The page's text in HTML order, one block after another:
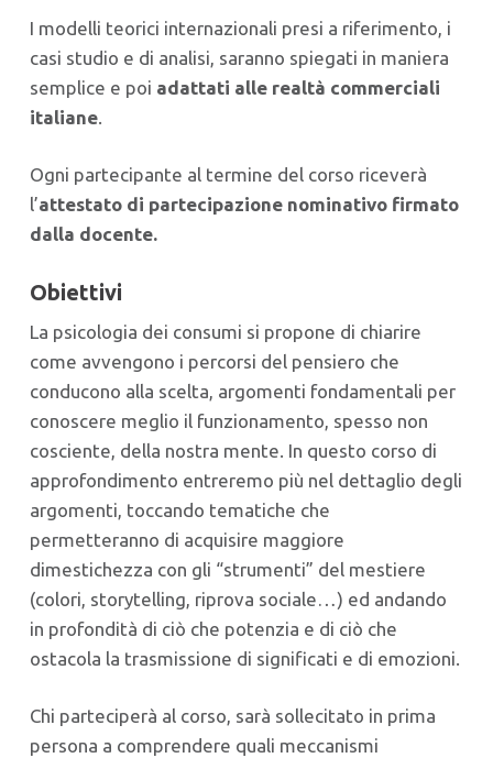
I modelli teorici internazionali presi a riferimento, i
casi studio e di analisi, saranno spiegati in maniera
semplice e poi adattati alle realtà commerciali
italiane.
Ogni partecipante al termine del corso riceverà
l’attestato di partecipazione nominativo firmato
dalla docente.
Obiettivi
La psicologia dei consumi si propone di chiarire
come avvengono i percorsi del pensiero che
conducono alla scelta, argomenti fondamentali per
conoscere meglio il funzionamento, spesso non
cosciente, della nostra mente. In questo corso di
approfondimento entreremo più nel dettaglio degli
argomenti, toccando tematiche che
permetteranno di acquisire maggiore
dimestichezza con gli “strumenti” del mestiere
(colori, storytelling, riprova sociale…) ed andando
in profondità di ciò che potenzia e di ciò che
ostacola la trasmissione di significati e di emozioni.
Chi parteciperà al corso, sarà sollecitato in prima
persona a comprendere quali meccanismi